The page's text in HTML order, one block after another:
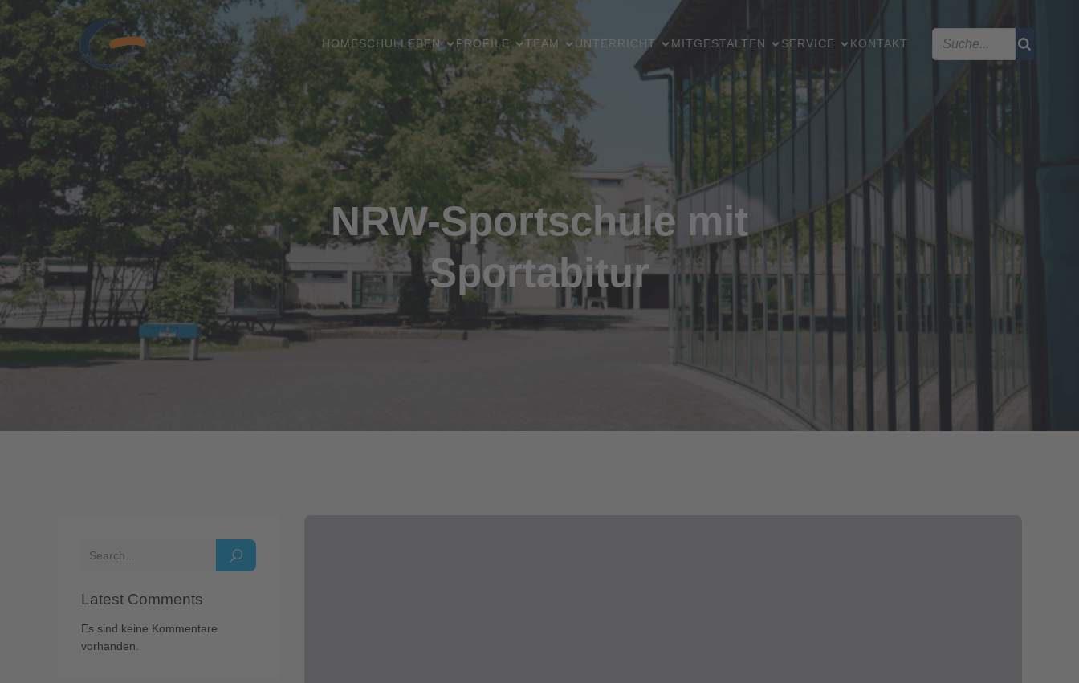
HOMESCHULLEBEN PROFILE TEAM UNTERRICHT MITGESTALTEN SERVICE KONTAKT
NRW-Sportschule mit
Sportabitur
Latest Comments
Es sind keine Kommentare
vorhanden.